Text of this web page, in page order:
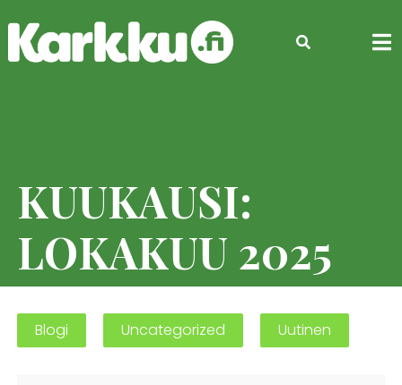
to
content
KUUKAUSI:
LOKAKUU 2025
Blogi Uncategorized Uutinen